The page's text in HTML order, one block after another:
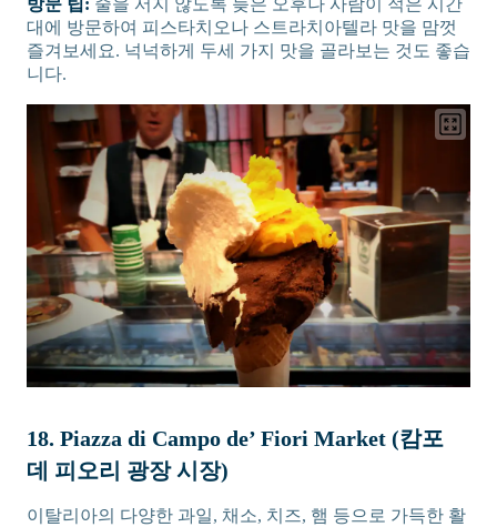
방문 팁: 줄을 서지 않도록 늦은 오후나 사람이 적은 시간
대에 방문하여 피스타치오나 스트라치아텔라 맛을 맘껏
즐겨보세요. 넉넉하게 두세 가지 맛을 골라보는 것도 좋습
니다.
18. Piazza di Campo de’ Fiori Market (캄포
데 피오리 광장 시장)
이탈리아의 다양한 과일, 채소, 치즈, 햄 등으로 가득한 활